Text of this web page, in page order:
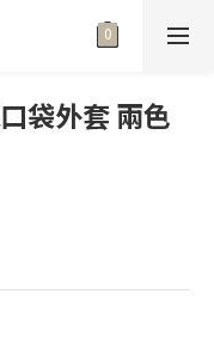
袋外套 兩色